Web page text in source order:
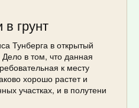
грунт
Тунберга в открытый
в том, что данная
к месту
хорошо растет и
участках, и в полутени